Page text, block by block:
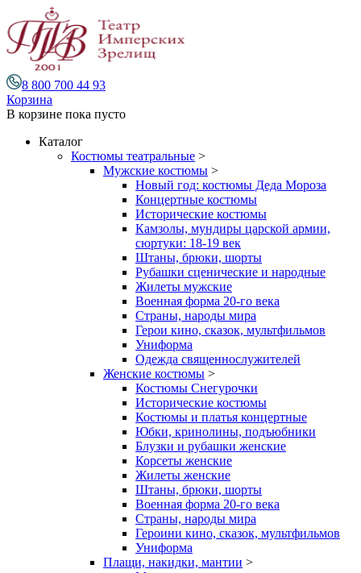
8 800 700 44 93
Корзина
В корзине пока пусто
Каталог
Костюмы театральные >
Мужские костюмы >
Новый год: костюмы Деда Мороза
Концертные костюмы
Исторические костюмы
Камзолы, мундиры царской армии,
сюртуки: 18-19 век
Штаны, брюки, шорты
Рубашки сценические и народные
Жилеты мужские
Военная форма 20-го века
Страны, народы мира
Герои кино, сказок, мультфильмов
Униформа
Одежда священнослужителей
Женские костюмы >
Костюмы Снегурочки
Исторические костюмы
Костюмы и платья концертные
Юбки, кринолины, подъюбники
Блузки и рубашки женские
Корсеты женские
Жилеты женские
Штаны, брюки, шорты
Военная форма 20-го века
Страны, народы мира
Героини кино, сказок, мультфильмов
Униформа
Плащи, накидки, мантии >